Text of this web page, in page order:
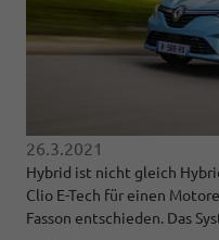
26.3.2021
Hybrid ist nicht gleich
Clio E-Tech für einen
Fasson entschieden. Das